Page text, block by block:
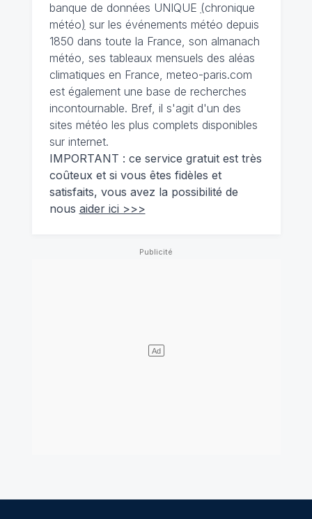
banque de données UNIQUE (chronique
météo) sur les événements météo depuis
1850 dans toute la France, son almanach
météo, ses tableaux mensuels des aléas
climatiques en France, meteo-paris.com
est également une base de recherches
incontournable. Bref, il s'agit d'un des
sites météo les plus complets disponibles
sur internet.
IMPORTANT : ce service gratuit est très
coûteux et si vous êtes fidèles et
satisfaits, vous avez la possibilité de
nous aider ici >>>